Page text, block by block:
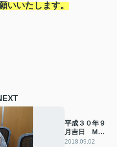
いいたします。
平成３０年９
月吉日 M様
の声
2018.09.02